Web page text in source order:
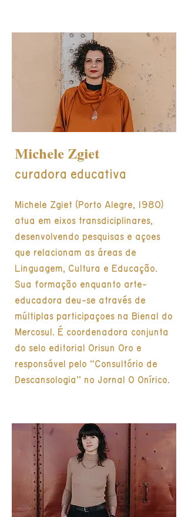
Michele Zgiet
curadora educativa
Michele Zgiet (Porto Alegre, 1980)
atua em eixos transdiciplinares,
desenvolvendo pesquisas e ações
que relacionam as áreas de
Linguagem, Cultura e Educação.
Sua formação enquanto arte-
educadora deu-se através de
múltiplas participações na Bienal do
Mercosul. É coordenadora conjunta
do selo editorial Orisun Oro e
responsável pelo “Consultório de
Descansologia” no Jornal O Onírico.